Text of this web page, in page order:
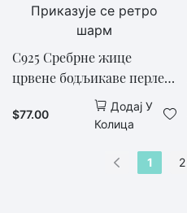
С925 Сребрне жице
црвене бодљикаве перле
од острига за креирање
ретро огрлице у
Приказује се ретро шарм
$77.00
Додај У
Колица
1 2